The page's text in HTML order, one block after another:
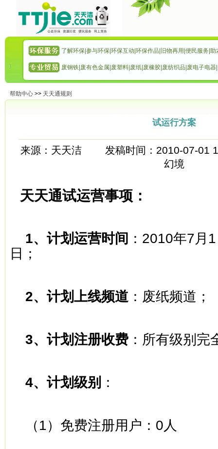
了解环保 参与环保 环保互动 环保作品 旧物再用 便民服务 助
废钢铁 废有色金属 废塑料 废纸 废橡胶 废纺织品 废电子电器
帮助中心 >> 天天通规则
试运行方案
来源：天天洁 发稿时间：2010-07-
幻境
天天通试运营事项：
1、计划运营时间 ： 2010年7月 1
日
；
2、计划上线频道 ：废纸频道；
3、计划注册收费 ：所有级别完
4、计划级别 ：
（1）免费注册用户： 0人